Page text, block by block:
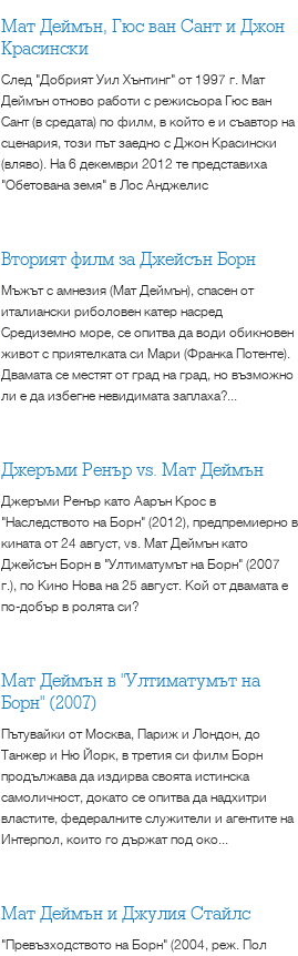
Мат Деймън, Гюс ван Сант и Джон
Красински
След "Добрият Уил Хънтинг" от 1997 г. Мат
Деймън отново работи с режисьора Гюс ван
Сант (в средата) по филм, в който е и съавтор на
сценария, този път заедно с Джон Красински
(вляво). На 6 декември 2012 те представиха
"Обетована земя" в Лос Анджелис
Вторият филм за Джейсън Борн
Мъжът с амнезия (Мат Деймън), спасен от
италиански риболовен катер насред
Средиземно море, се опитва да води обикновен
живот с приятелката си Мари (Франка Потенте).
Двамата се местят от град на град, но възможно
ли е да избегне невидимата заплаха?...
Джеръми Ренър vs. Мат Деймън
Джеръми Ренър като Аарън Крос в
"Наследството на Борн" (2012), предпремиерно в
кината от 24 август, vs. Мат Деймън като
Джейсън Борн в "Ултиматумът на Борн" (2007
г.), по Кино Нова на 25 август. Кой от двамата е
по-добър в ролята си?
Мат Деймън в "Ултиматумът на
Борн" (2007)
Пътувайки от Москва, Париж и Лондон, до
Танжер и Ню Йорк, в третия си филм Борн
продължава да издирва своята истинска
самоличност, докато се опитва да надхитри
властите, федералните служители и агентите на
Интерпол, които го държат под око...
Мат Деймън и Джулия Стайлс
"Превъзходството на Борн" (2004, реж. Пол